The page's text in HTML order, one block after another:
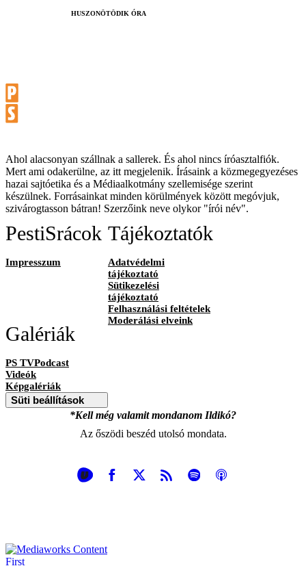
HUSZONÖTÖDIK ÓRA
Ahol alacsonyan szállnak a sallerek. És ahol nincs íróasztalfiók.
Mert ami odakerülne, az itt megjelenik. Írásaink a közmegegyezéses
hazai sajtóetika és a Médiaalkotmány szellemisége szerint
készülnek. Forrásainkat minden körülmények között megóvjuk,
szivárogtasson bátran! Szerzőink neve olykor "írói név".
PestiSrácok
Impresszum
Tájékoztatók
Adatvédelmi
tájékoztató
Sütikezelési
tájékoztató
Felhasználási feltételek
Moderálási elveink
Galériák
PS TVPodcast
Videók
Képgalériák
Süti beállítások
*Kell még valamit mondanom Ildikó?
Az őszödi beszéd utolsó mondata.